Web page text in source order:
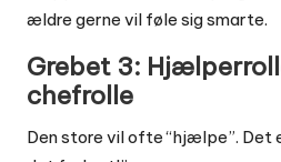
ældre gerne vil føle sig smarte.
Grebet 3:
chefrolle
Den store vil ofte “hjælpe”. Det